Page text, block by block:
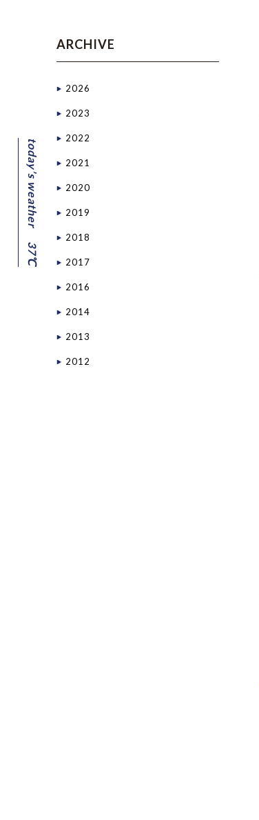
ARCHIVE
2026
2023
2022
2021
2020
2019
2018
2017
2016
2014
2013
2012
today’s weather
37℃